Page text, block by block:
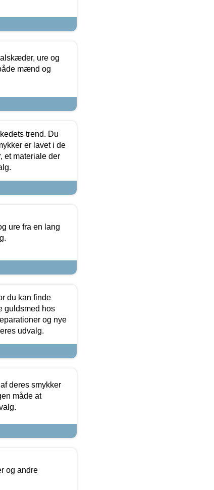
ure og
mænd og
trend. Du
er lavet i de
et materiale der
ure fra en lang
du kan finde
guldsmed hos
og nye
udvalg.
deres smykker
måde at
og andre